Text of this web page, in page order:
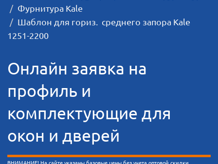
Фурнитура Kale
Шаблон для гориз. среднего запора Kale
1251-2200
Онлайн заявка на
профиль и
комплектующие для
окон и дверей